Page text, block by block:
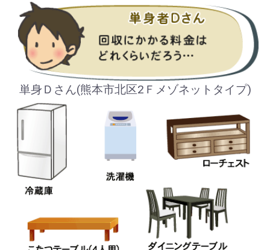
単身Ｄさん(熊本市北区2Ｆメゾネットタイプ)